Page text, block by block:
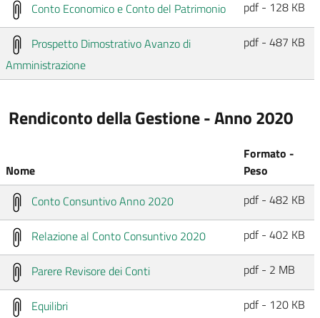
Conto Economico e Conto del Patrimonio pdf - 128 KB
Prospetto Dimostrativo Avanzo di
Amministrazione
pdf - 487 KB
Rendiconto della Gestione - Anno 2020
Nome
Formato -
Peso
Conto Consuntivo Anno 2020
pdf - 482 KB
Relazione al Conto Consuntivo 2020 pdf - 402 KB
Parere Revisore dei Conti pdf - 2 MB
Equilibri pdf - 120 KB